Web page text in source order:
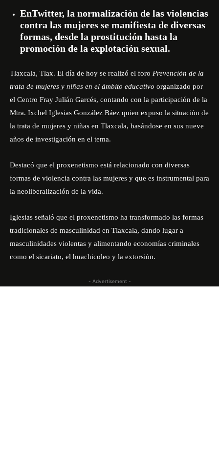
EnTwitter, la normalización de las violencias
contra las mujeres se manifiesta de diversas
formas, desde la prostitución hasta la
promoción de la explotación sexual.
Tlaxcala, Tlax. El día de hoy se realizó el foro Prevención de la
trata de mujeres y niñas en el ámbito educativo organizado por
el Centro Fray Julián Garcés, contando con la participación de la
Mtra. Ixchel Iglesias González Báez quien expuso la situación de
la trata de mujeres y niñas en Tlaxcala, basándose en sus nueve
años de investigación en el tema.
Destacó que el proxenetismo está relacionado con diversas
formas de violencia contra las mujeres y que es instrumental para
la neoliberalización de la vida.
Iglesias señaló que el proxenetismo ha transformado las formas
tradicionales de masculinidad en Tlaxcala, dando lugar a
masculinidades violentas y alimentando economías criminales
como el sicariato, el huachicoleo y la extorsión.
- Advertisement -